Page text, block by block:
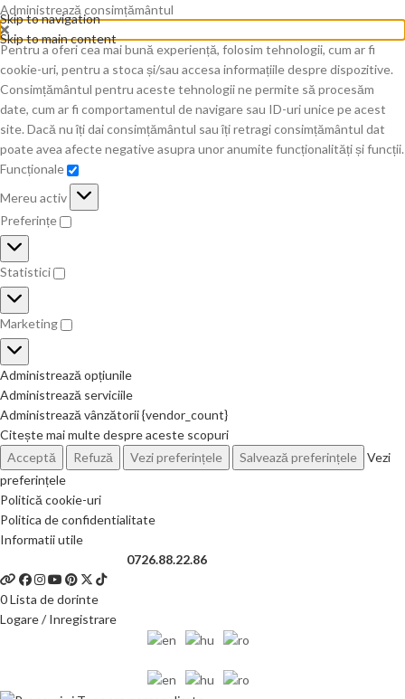
Administrează consimțământul
Pentru a oferi cea mai bună experiență, folosim tehnologii, cum ar fi
cookie-uri, pentru a stoca și/sau accesa informațiile despre dispozitive.
Consimțământul pentru aceste tehnologii ne permite să procesăm
date, cum ar fi comportamentul de navigare sau ID-uri unice pe acest
site. Dacă nu îți dai consimțământul sau îți retragi consimțământul dat
poate avea afecte negative asupra unor anumite funcționalități și funcții.
Funcționale
Mereu activ
Preferințe
Statistici
Marketing
Administrează opțiunile
Administrează serviciile
Administrează vânzătorii {vendor_count}
Citește mai multe despre aceste scopuri
Acceptă
Refuză Vezi preferințele Salvează preferințele
Vezi
preferințele
Politică cookie-uri
Politica de confidentialitate
Informatii utile
Skip to navigation
Skip to main content
0726.88.22.86
0Lista de dorinte
Logare / Inregistrare